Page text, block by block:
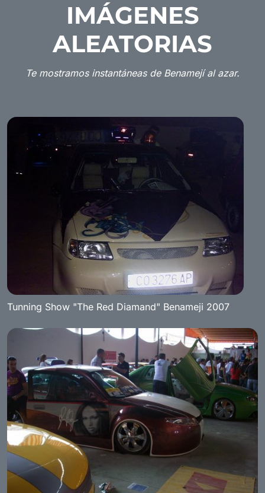
IMÁGENES
ALEATORIAS
Te mostramos instantáneas de Benamejí al azar.
Tunning Show "The Red Diamand" Benameji 2007